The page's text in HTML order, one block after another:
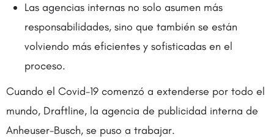
Las agencias internas no solo asumen más
responsabilidades, sino que también se están
volviendo más eficientes y sofisticadas en el
proceso.
Cuando el Covid-19 comenzó a extenderse por todo el
mundo, Draftline, la agencia de publicidad interna de
Anheuser-Busch, se puso a trabajar.